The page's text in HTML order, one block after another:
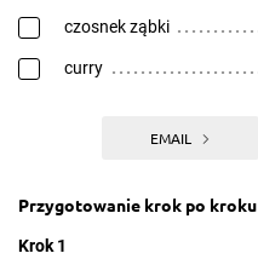
czosnek ząbki
curry
EMAIL
Przygotowanie krok po kroku
Krok 1